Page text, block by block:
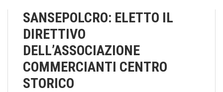
SANSEPOLCRO: ELETTO IL
DIRETTIVO
DELL’ASSOCIAZIONE
COMMERCIANTI CENTRO
STORICO